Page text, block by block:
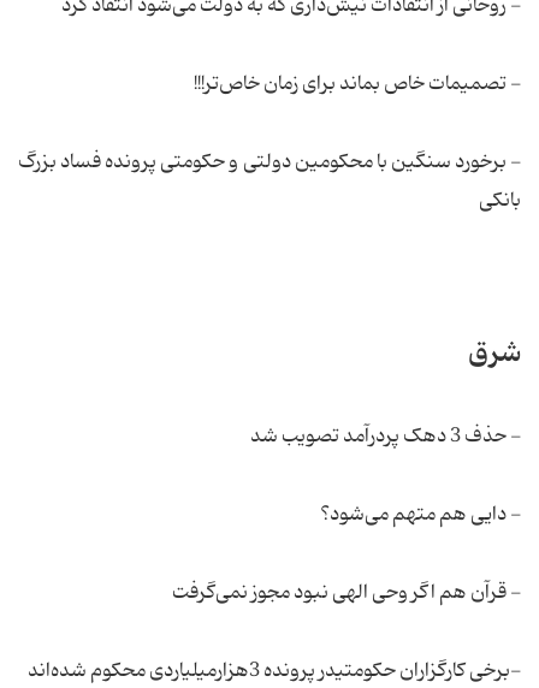
- تصمیمات خاص بماند برای زمان خاص‌تر!!!
- برخورد سنگین با محكومین دولتی و حكومتی پرونده فساد بزرگ
بانكی
شرق
- حذف 3 دهک پردرآمد تصویب شد
- دایی هم متهم می‌شود؟
- قرآن هم اگر وحی الهی نبود مجوز نمی‌گرفت
-برخی کارگزاران حکومتیدر پرونده 3‌هزار‌میلیاردی محکوم شده‌اند